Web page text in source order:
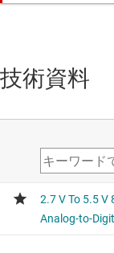
技術資料